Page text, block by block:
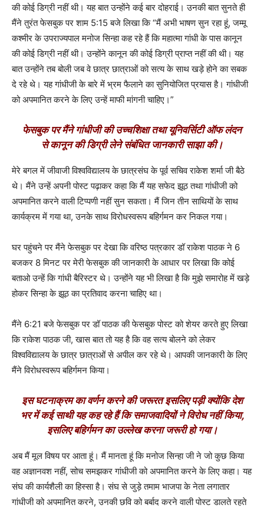
की कोई डिग्री नहीं थी। यह बात उन्होंने कई बार दोहराई। उनकी बात सुनते ही
मैंने तुरंत फेसबुक पर शाम 5:15 बजे लिखा कि “मैं अभी भाषण सुन रहा हूं, जम्मू
कश्मीर के उपराज्यपाल मनोज सिन्हा कह रहे हैं कि महात्मा गांधी के पास कानून
की कोई डिग्री नहीं थी। उन्होंने कानून की कोई डिग्री प्राप्त नहीं की थी। यह
बात उन्होंने तब बोली जब वे छात्र छात्राओं को सत्य के साथ खड़े होने का सबक
दे रहे थे। यह गांधीजी के बारे में भ्रम फैलाने का सुनियोजित प्रयास है। गांधीजी
को अपमानित करने के लिए उन्हें माफी मांगनी चाहिए।”
फेसबुक पर मैंने गांधीजी की उच्चशिक्षा तथा यूनिवर्सिटी ऑफ लंदन
से कानून की डिग्री लेने संबंधित जानकारी साझा की।
मेरे बगल में जीवाजी विश्वविद्यालय के छात्रसंघ के पूर्व सचिव राकेश शर्मा जी बैठे
थे। मैंने उन्हें अपनी पोस्ट पढ़ाकर कहा कि मैं यह सफेद झूठ तथा गांधीजी को
अपमानित करने वाली टिप्पणी नहीं सुन सकता। मैं जिन तीन साथियों के साथ
कार्यक्रम में गया था, उनके साथ विरोधस्वरूप बहिर्गमन कर निकल गया।
घर पहुंचने पर मैंने फेसबुक पर देखा कि वरिष्ठ पत्रकार डॉ राकेश पाठक ने 6
बजकर 8 मिनट पर मेरी फेसबुक की जानकारी के आधार पर लिखा कि कोई
बताओ उन्हें कि गांधी बैरिस्टर थे। उन्होंने यह भी लिखा है कि मुझे समारोह में खड़े
होकर सिन्हा के झूठ का प्रतिवाद करना चाहिए था।
मैंने 6:21 बजे फेसबुक पर डॉ पाठक की फेसबुक पोस्ट को शेयर करते हुए लिखा
कि राकेश पाठक जी, खास बात तो यह है कि वह सत्य बोलने को लेकर
विश्वविद्यालय के छात्र छात्राओं से अपील कर रहे थे। आपकी जानकारी के लिए
मैंने विरोधस्वरूप बहिर्गमन किया।
इस घटनाक्रम का वर्णन करने की जरूरत इसलिए पड़ी क्योंकि देश
भर में कई साथी यह कह रहे हैं कि समाजवादियों ने विरोध नहीं किया,
इसलिए बहिर्गमन का उल्लेख करना जरूरी हो गया।
अब मैं मूल विषय पर आता हूं। मैं मानता हूं कि मनोज सिन्हा जी ने जो कुछ किया
वह अज्ञानवश नहीं, सोच समझकर गांधीजी को अपमानित करने के लिए कहा। यह
संघ की कार्यशैली का हिस्सा है। संघ से जुड़े तमाम भाजपा के नेता लगातार
गांधीजी को अपमानित करने, उनकी छवि को बर्बाद करने वाली पोस्ट डालते रहते